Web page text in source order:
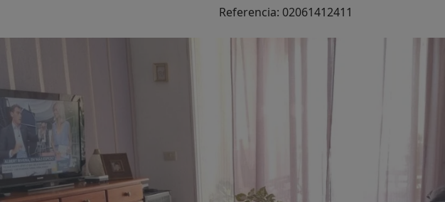
Referencia: 02061412411